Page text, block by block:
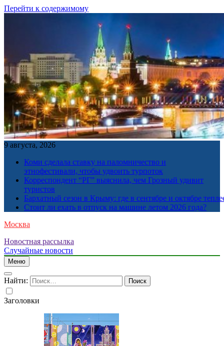
Перейти к содержимому
9 августа, 2026
Коми сделала ставку на паломничество и
этнофестивали, чтобы удвоить турпоток
Корреспондент “РГ” выяснила, чем Грозный удивит
туристов
Бархатный сезон в Крыму: где в сентябре и октябре
Стоит ли ехать в отпуск на машине летом 2026 года?
Москва
Новостная рассылка
Случайные новости
Меню
Найти:
Заголовки